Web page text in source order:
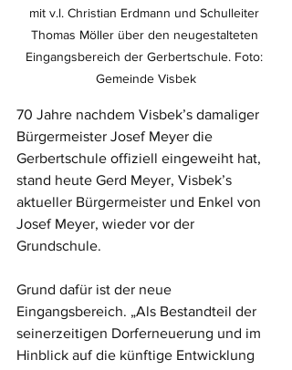
mit v.l. Christian Erdmann und Schulleiter
Thomas Möller über den neugestalteten
Eingangsbereich der Gerbertschule. Foto:
Gemeinde Visbek
70 Jahre nachdem Visbek’s damaliger
Bürgermeister Josef Meyer die
Gerbertschule offiziell eingeweiht hat,
stand heute Gerd Meyer, Visbek’s
aktueller Bürgermeister und Enkel von
Josef Meyer, wieder vor der
Grundschule.
Grund dafür ist der neue
Eingangsbereich. „Als Bestandteil der
seinerzeitigen Dorferneuerung und im
Hinblick auf die künftige Entwicklung